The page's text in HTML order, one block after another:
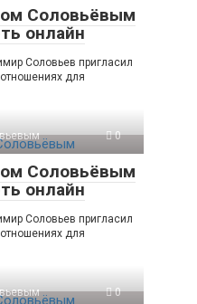
Соловьёвым
онлайн
Соловьев пригласил
для
0
Соловьёвым
онлайн
Соловьев пригласил
для
0